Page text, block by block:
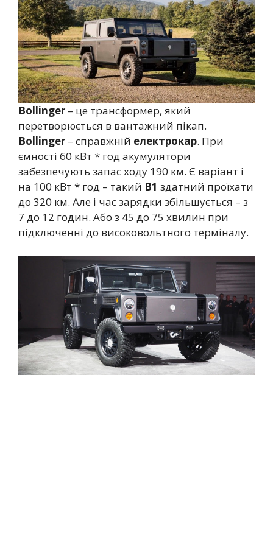
Bollinger – це трансформер, який
перетворюється в вантажний пікап.
Bollinger – справжній електрокар. При
ємності 60 кВт * год акумулятори
забезпечують запас ходу 190 км. Є варіант і
на 100 кВт * год – такий B1 здатний проїхати
до 320 км. Але і час зарядки збільшується – з
7 до 12 годин. Або з 45 до 75 хвилин при
підключенні до високовольтного терміналу.